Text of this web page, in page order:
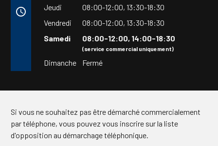
access_time
Jeudi
08:00-12:00,13:30-18:30
Vendredi
08:00-12:00,13:30-18:30
Samedi
08:00-12:00, 14:00-18:30
(service commercial uniquement)
Dimanche Fermé
Si vous ne souhaitez pas être démarché commercialement
par téléphone, vous pouvez vous inscrire sur la liste
d'opposition au démarchage téléphonique.